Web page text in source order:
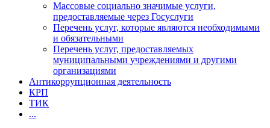
Массовые социально значимые услуги,
предоставляемые через Госуслуги
Перечень услуг, которые являются необходимыми
и обязательными
Перечень услуг, предоставляемых
муниципальными учреждениями и другими
организациями
Антикоррупционная деятельность
КРП
ТИК
...